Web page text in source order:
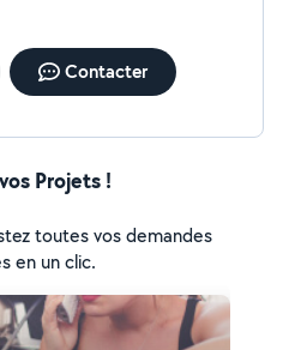
Contacter
Projets !
toutes vos demandes
en un clic.